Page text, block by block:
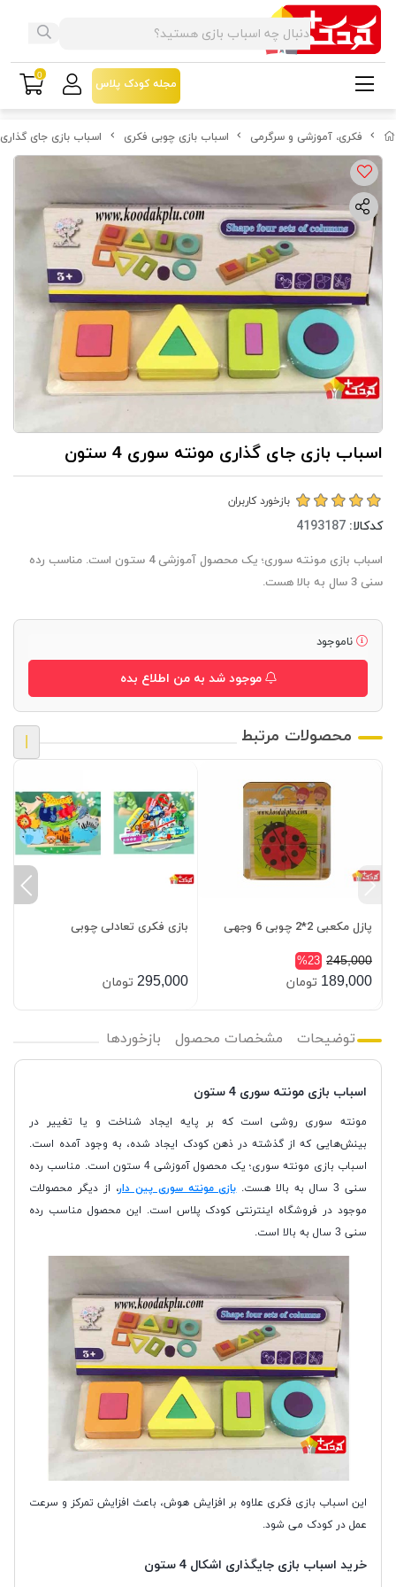
فکری، آموزشی و سرگرمی اسباب بازی چوبی فکری اسباب بازی جای گذاری
اسباب بازی جای گذاری مونته سوری 4 ستون
بازخورد کاربران
کدکالا:
اسباب بازی مونته سوری؛ یک محصول آموزشی 4 ستون است. مناسب رده
سنی 3 سال به بالا هست.
ناموجود
موجود شد به من اطلاع بده
محصولات مرتبط
پازل مکعبی 2*2 چوبی 6 وجهی
245,000
%23
189,000 تومان
بازی فکری تعادلی چوبی
295,000 تومان
توضیحات مشخصات محصول بازخوردها
اسباب بازی مونته سوری 4 ستون
مونته سوری روشی است که بر پایه ایجاد شناخت و یا تغییر در
بینش‌هایی که از گذشته در ذهن کودک ایجاد شده، به وجود آمده است.
اسباب بازی مونته سوری؛ یک محصول آموزشی 4 ستون است. مناسب رده
سنی 3 سال به بالا هست.
بازی مونته سوری پین دار، از دیگر محصولات
موجود در فروشگاه اینترنتی کودک پلاس است. این محصول مناسب رده
سنی 3 سال به بالا است.
این اسباب بازی فکری علاوه بر افزایش هوش، باعث افزایش تمرکز و سرعت
عمل در کودک می شود.
خرید اسباب بازی جایگذاری اشکال 4 ستون
مجله کودک پلاس
0